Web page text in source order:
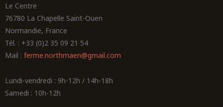
Le Centre
76780 La Chapelle Saint-Ouen
Normandie, France
Tél. : +33 (0)2 35 09 21 54
Mail : ferme.northmaen@gmail.com
Lundi-vendredi : 9h-12h / 14h-18h
Samedi : 10h-12h